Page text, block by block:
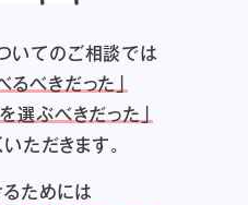
いてのご相談では
るべきだった」
選ぶべきだった」
ただきます。
ためには